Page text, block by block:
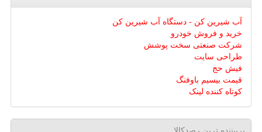
آب شیرین کن - دستگاه آب شیرین کن
خرید و فروش خودرو
شرکت صنعتی سخت پوشش
طراحی سایت
فیش حج
قیمت بیسیم باوفنگ
کوتاه کننده لینک